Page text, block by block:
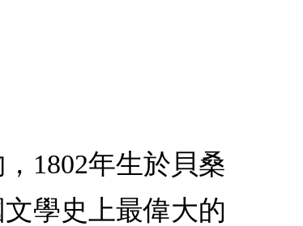
1802年生於貝桑
學史上最偉大的